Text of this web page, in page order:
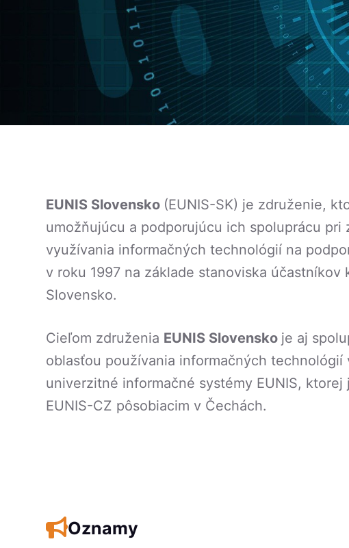
EUNIS Slovensko (EUNIS-SK) je združenie,
umožňujúcu a podporujúcu ich spoluprácu
využívania informačných technológií na
v roku 1997 na základe stanoviska
Slovensko.
Cieľom združenia EUNIS Slovensko je aj
oblasťou používania informačných
univerzitné informačné systémy EUNIS,
EUNIS-CZ pôsobiacim v Čechách.
Oznamy